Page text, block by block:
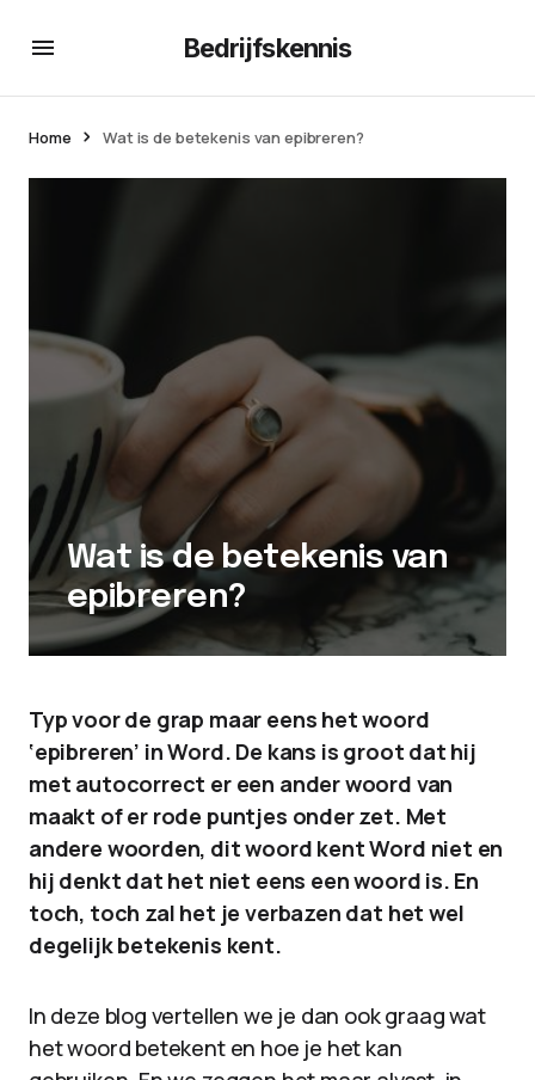
Bedrijfskennis
Home Wat is de betekenis van epibreren?
Wat is de betekenis van
epibreren?
Typ voor de grap maar eens het woord
‘epibreren’ in Word. De kans is groot dat hij
met autocorrect er een ander woord van
maakt of er rode puntjes onder zet. Met
andere woorden, dit woord kent Word niet en
hij denkt dat het niet eens een woord is. En
toch, toch zal het je verbazen dat het wel
degelijk betekenis kent.
In deze blog vertellen we je dan ook graag wat
het woord betekent en hoe je het kan